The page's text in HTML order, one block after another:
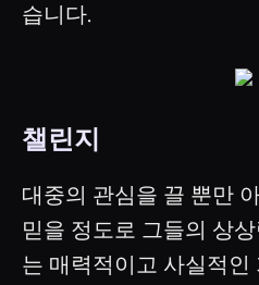
습니다.
챌린지
대중의 관심을 끌 뿐만
믿을 정도로 그들의 상
는 매력적이고 사실적인